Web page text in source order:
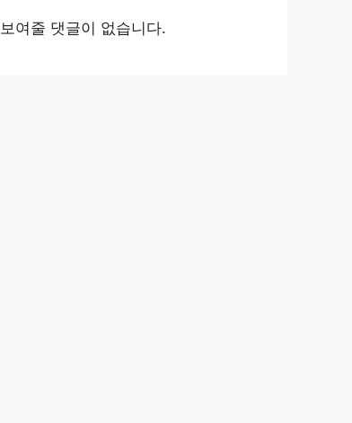
보여줄 댓글이 없습니다.